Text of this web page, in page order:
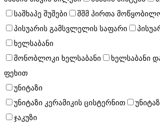
საშხაპე შუშები
შშმ პირთა
პისუარის გამსვლელის საფარი
ხელსაბანი
მონობლოკი ხელსაბანი
ხელსაბანი
ფეხით
უნიტაზი
უნიტაზი კერამიკის ცისტერნით
ჯაკუზი